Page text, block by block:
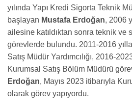
yılında Yapı Kredi Sigorta Teknik
başlayan Mustafa Erdoğan, 2006
ailesine katıldıktan sonra teknik ve
görevlerde bulundu. 2011-2016
Satış Müdür Yardımcılığı, 2016-
Kurumsal Satış Bölüm Müdürü
Erdoğan, Mayıs 2023 itibarıyla
olarak görev yapıyordu.